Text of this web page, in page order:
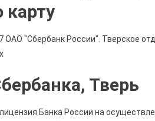
карту
ОАО "Сбербанк России". Тверское
Тверь
Банка России на